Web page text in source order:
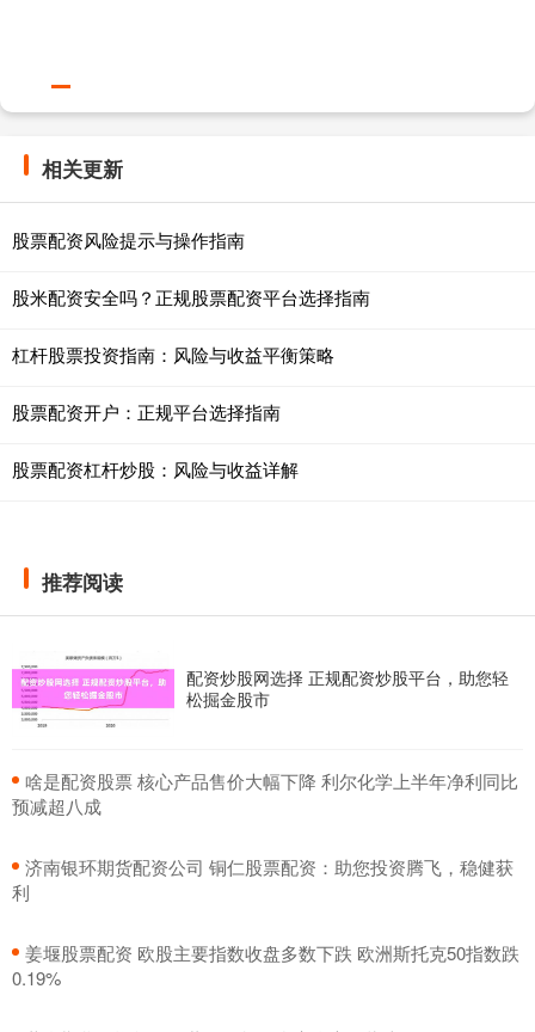
相关更新
股票配资风险提示与操作指南
股米配资安全吗？正规股票配资平台选择指南
杠杆股票投资指南：风险与收益平衡策略
股票配资开户：正规平台选择指南
股票配资杠杆炒股：风险与收益详解
推荐阅读
配资炒股网选择 正规配资炒股平台，助您轻
松掘金股市
​啥是配资股票 核心产品售价大幅下降 利尔化学上半年净利同比
预减超八成
​济南银环期货配资公司 铜仁股票配资：助您投资腾飞，稳健获
利
​姜堰股票配资 欧股主要指数收盘多数下跌 欧洲斯托克50指数跌
0.19%